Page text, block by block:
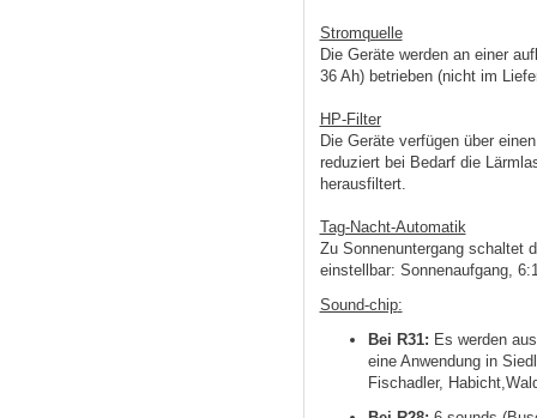
Stromquelle
Die Geräte werden an einer
36 Ah) betrieben (nicht im
HP-Filter
Die Geräte verfügen über
reduziert bei Bedarf die
herausfiltert.
Tag-Nacht-Automatik
Zu Sonnenuntergang schaltet
einstellbar: Sonnenaufgang,
Sound-chip:
Bei R31: Es werden
eine Anwendung in
Fischadler, Habicht,